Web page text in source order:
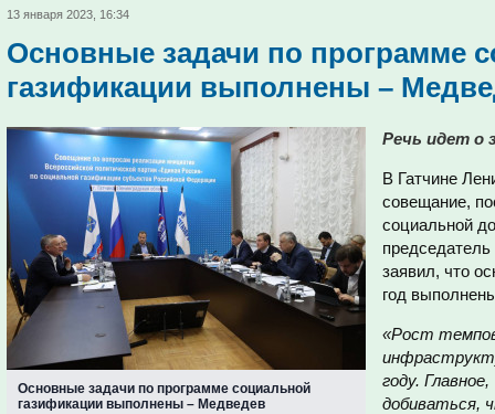
13 января 2023, 16:34
Основные задачи по программе
газификации выполнены –
Основные задачи по программе социальной
газификации выполнены – Медведев
Речь идет о
В Гатчине
совещание,
социальной
заявил, что
год
«Рост
году.
добиваться,